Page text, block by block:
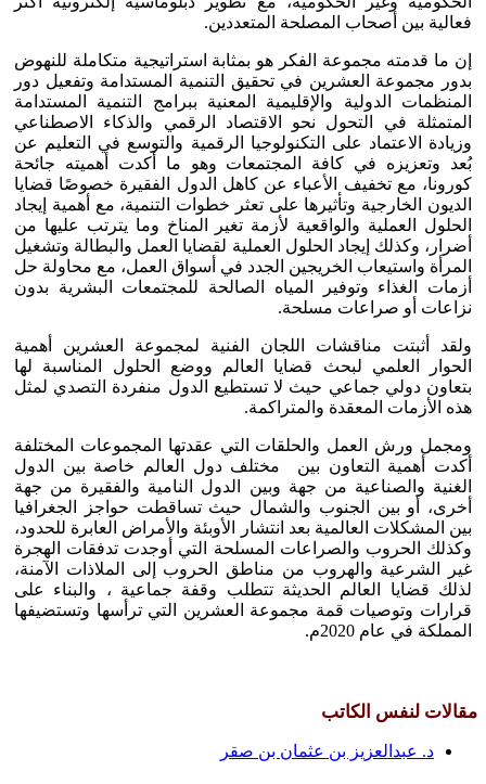
فعالية بين أصحاب المصلحة المتعددين.
إن ما قدمته مجموعة الفكر هو بمثابة استراتيجية متكاملة للنهوض
بدور مجموعة العشرين في تحقيق التنمية المستدامة وتفعيل دور
المنظمات الدولية والإقليمية المعنية ببرامج التنمية المستدامة
المتمثلة في التحول نحو الاقتصاد الرقمي والذكاء الاصطناعي
وزيادة الاعتماد على التكنولوجيا الرقمية والتوسع في التعليم عن
بُعد وتعزيزه في كافة المجتمعات وهو ما أكدت أهميته جائحة
كورونا، مع تخفيف الأعباء عن كاهل الدول الفقيرة خصوصًا قضايا
الديون الخارجية وتأثيرها على تعثر خطوات التنمية، مع أهمية إيجاد
الحلول العملية والواقعية لأزمة تغير المناخ وما يترتب عليها من
أضرار، وكذلك إيجاد الحلول العملية لقضايا العمل والبطالة وتشغيل
المرأة واستيعاب الخريجين الجدد في أسواق العمل، مع محاولة حل
أزمات الغذاء وتوفير المياه الصالحة للمجتمعات البشرية بدون
نزاعات أو صراعات مسلحة.
ولقد أثبتت مناقشات اللجان الفنية لمجموعة العشرين أهمية
الحوار العلمي لبحث قضايا العالم ووضع الحلول المناسبة لها
بتعاون دولي جماعي حيث لا تستطيع الدول منفردة التصدي لمثل
هذه الأزمات المعقدة والمتراكمة.
ومجمل ورش العمل والحلقات التي عقدتها المجموعات المختلفة
أكدت أهمية التعاون بين مختلف دول العالم خاصة بين الدول
الغنية والصناعية من جهة وبين الدول النامية والفقيرة من جهة
أخرى، أو بين الجنوب والشمال حيث تساقطت حواجز الجغرافيا
بين المشكلات العالمية بعد انتشار الأوبئة والأمراض العابرة للحدود،
وكذلك الحروب والصراعات المسلحة التي أوجدت تدفقات الهجرة
غير الشرعية والهروب من مناطق الحروب إلى الملاذات الآمنة،
لذلك قضايا العالم الحديثة تتطلب وقفة جماعية ، والبناء على
قرارات وتوصيات قمة مجموعة العشرين التي ترأسها وتستضيفها
المملكة في عام 2020م.
مقالات لنفس الكاتب
د. عبدالعزيز بن عثمان بن صقر